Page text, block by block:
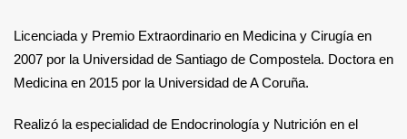
Licenciada y Premio Extraordinario en Medicina y Cirugía en
2007 por la Universidad de Santiago de Compostela. Doctora en
Medicina en 2015 por la Universidad de A Coruña.
Realizó la especialidad de Endocrinología y Nutrición en el